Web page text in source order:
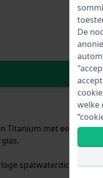
Titanium met een
spatwaterdicht is..
De
welke